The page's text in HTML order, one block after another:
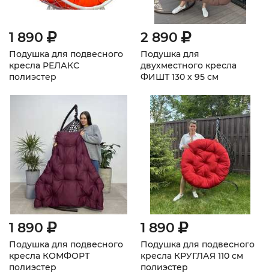
1 890
Подушка для подвесного
кресла РЕЛАКС
полиэстер
2 890
Подушка для
двухместного кресла
ФИШТ 130 х 95 см
1 890
Подушка для подвесного
кресла КОМФОРТ
полиэстер
1 890
Подушка для подвесного
кресла КРУГЛАЯ 110 см
полиэстер